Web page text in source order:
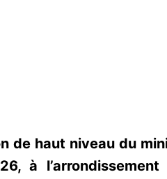
de haut niveau du
à